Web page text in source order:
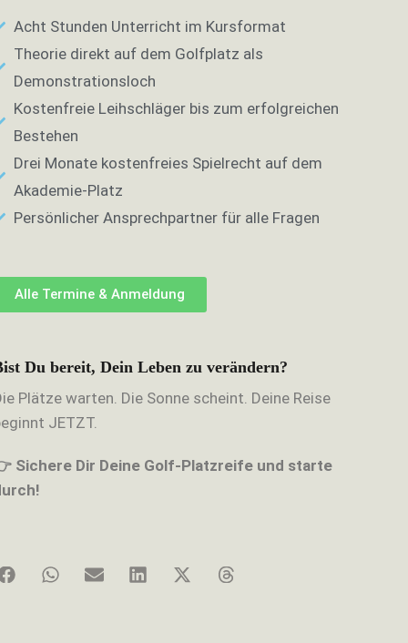
Acht Stunden Unterricht im Kursformat
Theorie direkt auf dem Golfplatz als
Demonstrationsloch
Kostenfreie Leihschläger bis zum erfolgreichen
Bestehen
Drei Monate kostenfreies Spielrecht auf dem
Akademie-Platz
Persönlicher Ansprechpartner für alle Fragen
Alle Termine & Anmeldung
Du bereit, Dein Leben zu verändern?
Plätze warten. Die Sonne scheint. Deine Reise
JETZT.
Sichere Dir Deine Golf-Platzreife und starte